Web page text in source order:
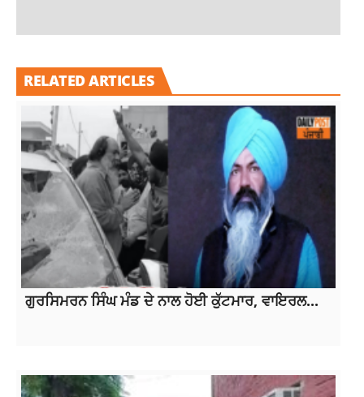
RELATED ARTICLES
ਗੁਰਸਿਮਰਨ ਸਿੰਘ ਮੰਡ ਦੇ ਨਾਲ ਹੋਈ ਕੁੱਟਮਾਰ, ਵਾਇਰਲ...